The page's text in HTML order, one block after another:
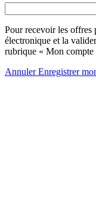
Pour recevoir les offres
électronique et la
rubrique « Mon compte
AnnulerEnregistrer